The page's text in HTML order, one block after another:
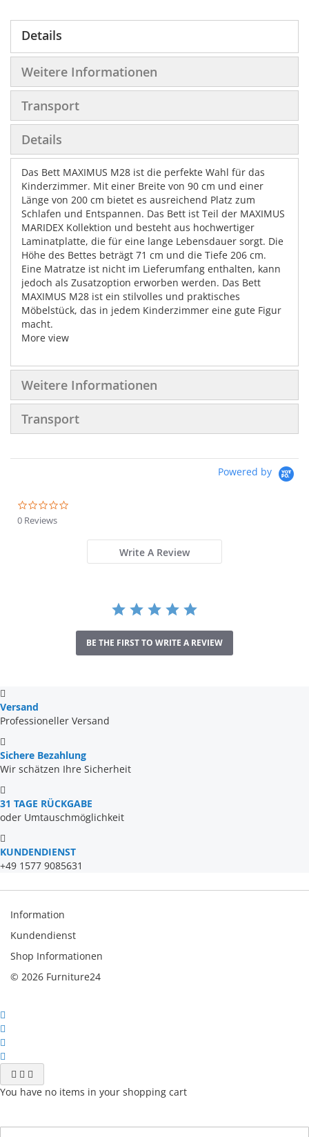
Details
Weitere Informationen
Transport
Details
Das Bett MAXIMUS M28 ist die perfekte Wahl für das
Kinderzimmer. Mit einer Breite von 90 cm und einer
Länge von 200 cm bietet es ausreichend Platz zum
Schlafen und Entspannen. Das Bett ist Teil der MAXIMUS
MARIDEX Kollektion und besteht aus hochwertiger
Laminatplatte, die für eine lange Lebensdauer sorgt. Die
Höhe des Bettes beträgt 71 cm und die Tiefe 206 cm.
Eine Matratze ist nicht im Lieferumfang enthalten, kann
jedoch als Zusatzoption erworben werden. Das Bett
MAXIMUS M28 ist ein stilvolles und praktisches
Möbelstück, das in jedem Kinderzimmer eine gute Figur
macht.
More view
Weitere Informationen
Transport
Powered by
0 Reviews
Write A Review
BE THE FIRST TO WRITE A REVIEW
Versand
Professioneller Versand
Sichere Bezahlung
Wir schätzen Ihre Sicherheit
31 TAGE RÜCKGABE
oder Umtauschmöglichkeit
KUNDENDIENST
+49 1577 9085631
Information
Kundendienst
Shop Informationen
© 2026 Furniture24
You have no items in your shopping cart